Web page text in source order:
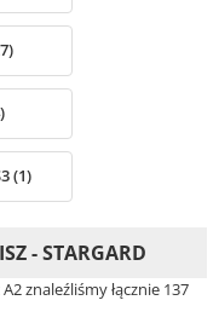
(1)
- STARGARD
znaleźliśmy łącznie 137